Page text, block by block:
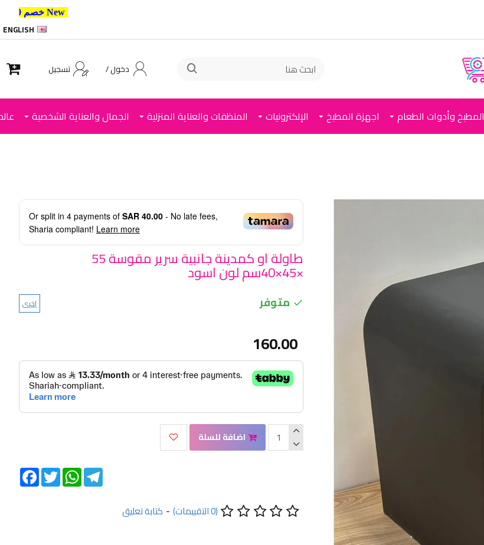
ENGLISH
دخول / تسجيل
المطبخ وأدوات الطعام اجهزة المطبخ الإلكترونيات المنظفات والعناية المنزلية الجمال والعناية الشخصية
Or split in 4 payments of SAR 40.00 - No late fees,
Sharia compliant! Learn more
طاولة او كمدينة جانبية سرير مقوسة 55
×45×40سم لون اسود
متوفر اخرى
(0 التقييمات) - كتابة تعليق
160.00
اضافة للسلة
FacebookTwitter
WhatsAppTelegram